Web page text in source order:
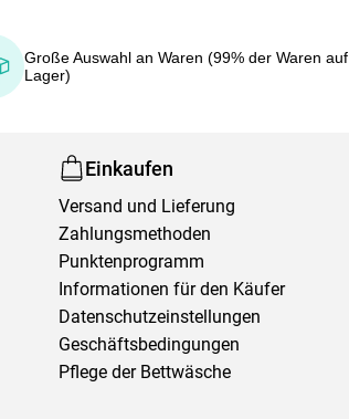
Große Auswahl an Waren (99% der Waren auf
Lager)
Einkaufen
Versand und Lieferung
Zahlungsmethoden
Punktenprogramm
Informationen für den Käufer
Datenschutzeinstellungen
Geschäftsbedingungen
Pflege der Bettwäsche